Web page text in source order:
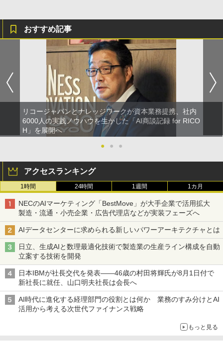
おすすめ記事
リコージャパンとナレッジワークが資本業務提携、社内
6000人の実践ノウハウを生かした「AI商談記録 for RICO
H」を展開へ
●
● ●
アクセスランキング
1時間 24時間 1週間 1カ月
NECのAIマーケティング「BestMove」が大手企業で活用拡大
製造・流通・小売企業・広告代理店などが実装フェーズへ
AIデータセンターに求められる新しいパワーアーキテクチャとは
日立、生成AIと数理最適化技術で製造業の生産ライン構成を自動
立案する技術を開発
日本IBMが社長交代を発表――46歳の村田将輝氏が8月1日付で
新社長に就任、山口明夫社長は会長へ
AI時代に進化する経理部門の役割とは何か 業務のすみ分けとAI
活用から考える次世代ファイナンス戦略
もっと見る